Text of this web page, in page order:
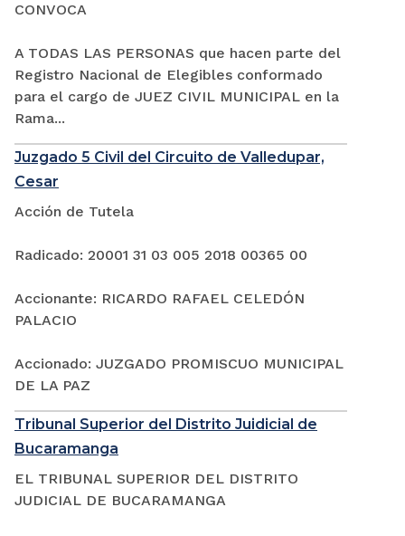
CONVOCA
A TODAS LAS PERSONAS que hacen parte del
Registro Nacional de Elegibles conformado
para el cargo de JUEZ CIVIL MUNICIPAL en la
Rama...
Juzgado 5 Civil del Circuito de Valledupar,
Cesar
Acción de Tutela
Radicado: 20001 31 03 005 2018 00365 00
Accionante: RICARDO RAFAEL CELEDÓN
PALACIO
Accionado: JUZGADO PROMISCUO MUNICIPAL
DE LA PAZ
Tribunal Superior del Distrito Juidicial de
Bucaramanga
EL TRIBUNAL SUPERIOR DEL DISTRITO
JUDICIAL DE BUCARAMANGA